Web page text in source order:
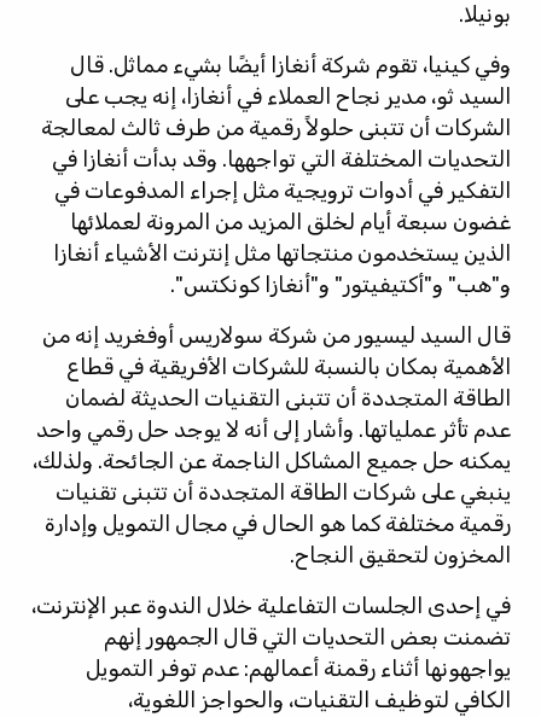
بونيلا.
وفي كينيا، تقوم شركة أنغازا أيضًا بشيء مماثل. قال
السيد ثو، مدير نجاح العملاء في أنغازا، إنه يجب على
الشركات أن تتبنى حلولاً رقمية من طرف ثالث لمعالجة
التحديات المختلفة التي تواجهها. وقد بدأت أنغازا في
التفكير في أدوات ترويجية مثل إجراء المدفوعات في
غضون سبعة أيام لخلق المزيد من المرونة لعملائها
الذين يستخدمون منتجاتها مثل إنترنت الأشياء أنغازا
و"هب" و"أكتيفيتور" و"أنغازا كونكتس".
قال السيد ليسيور من شركة سولاريس أوفغريد إنه من
الأهمية بمكان بالنسبة للشركات الأفريقية في قطاع
الطاقة المتجددة أن تتبنى التقنيات الحديثة لضمان
عدم تأثر عملياتها. وأشار إلى أنه لا يوجد حل رقمي واحد
يمكنه حل جميع المشاكل الناجمة عن الجائحة. ولذلك،
ينبغي على شركات الطاقة المتجددة أن تتبنى تقنيات
رقمية مختلفة كما هو الحال في مجال التمويل وإدارة
المخزون لتحقيق النجاح.
في إحدى الجلسات التفاعلية خلال الندوة عبر الإنترنت،
تضمنت بعض التحديات التي قال الجمهور إنهم
يواجهونها أثناء رقمنة أعمالهم: عدم توفر التمويل
الكافي لتوظيف التقنيات، والحواجز اللغوية،